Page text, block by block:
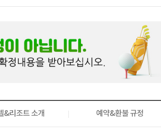
&리조트 소개 예약&환불 규정